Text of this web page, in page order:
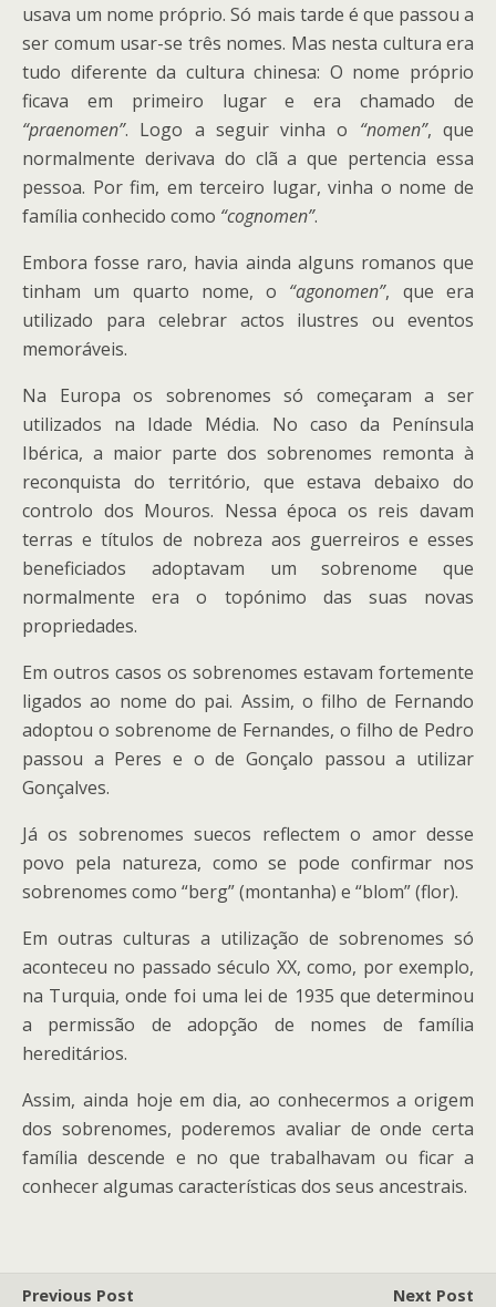
usava um nome próprio. Só mais tarde é que passou a
ser comum usar-se três nomes. Mas nesta cultura era
tudo diferente da cultura chinesa: O nome próprio
ficava em primeiro lugar e era chamado de
“praenomen”. Logo a seguir vinha o “nomen”, que
normalmente derivava do clã a que pertencia essa
pessoa. Por fim, em terceiro lugar, vinha o nome de
família conhecido como “cognomen”.
Embora fosse raro, havia ainda alguns romanos que
tinham um quarto nome, o “agonomen”, que era
utilizado para celebrar actos ilustres ou eventos
memoráveis.
Na Europa os sobrenomes só começaram a ser
utilizados na Idade Média. No caso da Península
Ibérica, a maior parte dos sobrenomes remonta à
reconquista do território, que estava debaixo do
controlo dos Mouros. Nessa época os reis davam
terras e títulos de nobreza aos guerreiros e esses
beneficiados adoptavam um sobrenome que
normalmente era o topónimo das suas novas
propriedades.
Em outros casos os sobrenomes estavam fortemente
ligados ao nome do pai. Assim, o filho de Fernando
adoptou o sobrenome de Fernandes, o filho de Pedro
passou a Peres e o de Gonçalo passou a utilizar
Gonçalves.
Já os sobrenomes suecos reflectem o amor desse
povo pela natureza, como se pode confirmar nos
sobrenomes como “berg” (montanha) e “blom” (flor).
Em outras culturas a utilização de sobrenomes só
aconteceu no passado século XX, como, por exemplo,
na Turquia, onde foi uma lei de 1935 que determinou
a permissão de adopção de nomes de família
hereditários.
Assim, ainda hoje em dia, ao conhecermos a origem
dos sobrenomes, poderemos avaliar de onde certa
família descende e no que trabalhavam ou ficar a
conhecer algumas características dos seus ancestrais.
Previous Post
Next Post